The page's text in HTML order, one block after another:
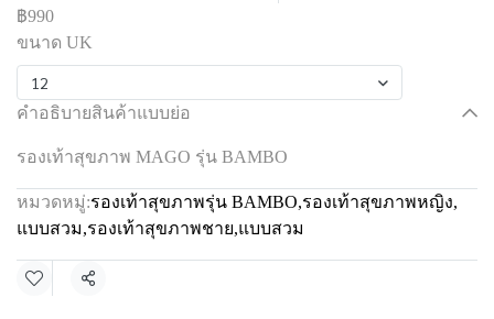
฿990
ขนาด UK
12
คำอธิบายสินค้าแบบย่อ
รองเท้าสุขภาพ MAGO รุ่น BAMBO
หมวดหมู่:รองเท้าสุขภาพรุ่น BAMBO,รองเท้าสุขภาพหญิง,
แบบสวม,รองเท้าสุขภาพชาย,แบบสวม
แชร์